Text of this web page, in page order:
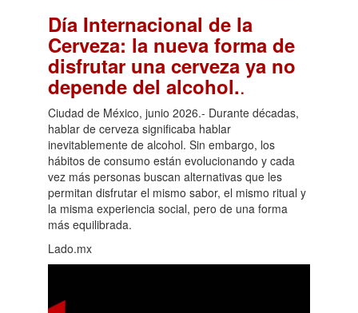
Día Internacional de la
Cerveza: la nueva forma de
disfrutar una cerveza ya no
depende del alcohol..
Ciudad de México, junio 2026.- Durante décadas,
hablar de cerveza significaba hablar
inevitablemente de alcohol. Sin embargo, los
hábitos de consumo están evolucionando y cada
vez más personas buscan alternativas que les
permitan disfrutar el mismo sabor, el mismo ritual y
la misma experiencia social, pero de una forma
más equilibrada.
Lado.mx